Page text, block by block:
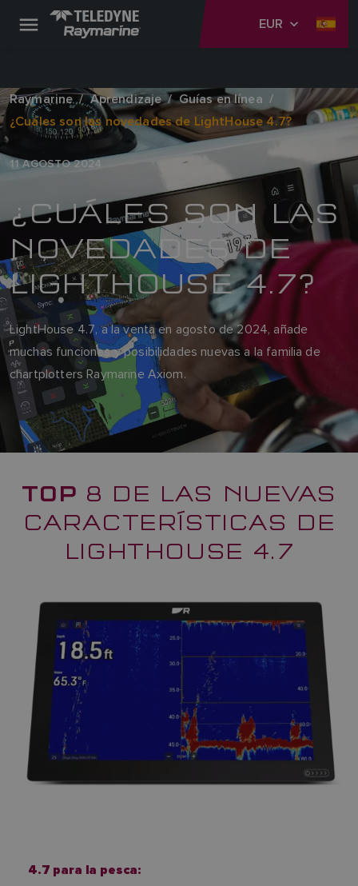
EUR
Raymarine Aprendizaje
Guías en línea
¿Cuáles son las novedades de LightHouse 4.7?
11 AGOSTO 2024
¿CUÁLES SON LAS
NOVEDADES DE
LIGHTHOUSE 4.7?
LightHouse 4.7, a la venta en agosto de 2024, añade
muchas funciones y posibilidades nuevas a la familia de
chartplotters Raymarine Axiom.
TOP 8 DE LAS NUEVAS
CARACTERÍSTICAS DE
LIGHTHOUSE 4.7
4.7 para la pesca: